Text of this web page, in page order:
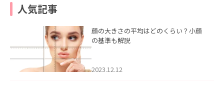
人気記事
顔の大きさの平均はどのくらい？小顔
の基準も解説
2023.12.12